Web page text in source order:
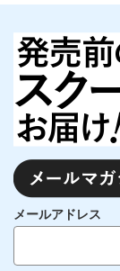
メールアドレス